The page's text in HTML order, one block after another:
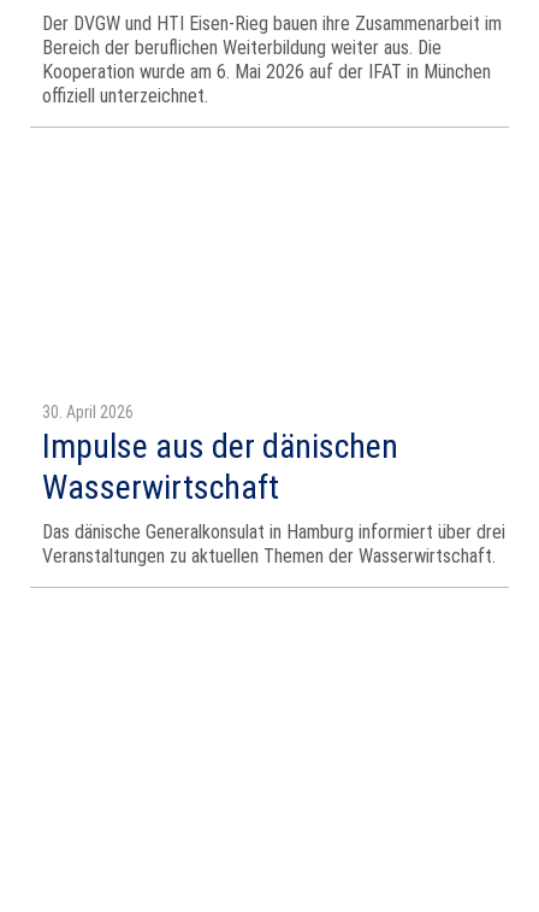
Der DVGW und HTI Eisen‑Rieg bauen ihre Zusammenarbeit im
Bereich der beruflichen Weiterbildung weiter aus. Die
Kooperation wurde am 6. Mai 2026 auf der IFAT in München
offiziell unterzeichnet.
30. April 2026
Impulse aus der dänischen
Wasserwirtschaft
Das dänische Generalkonsulat in Hamburg informiert über drei
Veranstaltungen zu aktuellen Themen der Wasserwirtschaft.